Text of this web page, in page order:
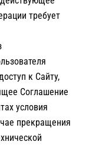
требует
к Сайту,
Соглашение
условия
прекращения